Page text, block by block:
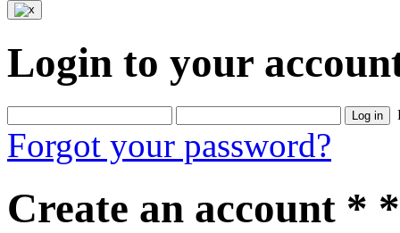
Login to your
Log in
Forgot your password?
Create an account * *